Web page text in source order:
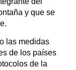
y que se
las medidas
de los países
de la